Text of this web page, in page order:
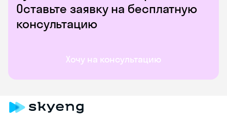
Оставьте заявку на бесплатную
консультацию
Хочу на консультацию